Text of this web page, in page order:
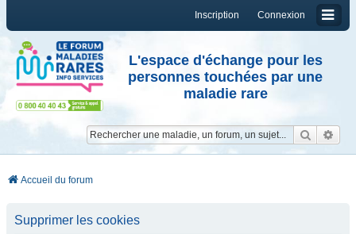
Connexion
Inscription
L'espace d'échange pour les
personnes touchées par une
maladie rare
Accueil du forum
Supprimer les cookies